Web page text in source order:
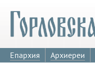
Епархия Архиереи